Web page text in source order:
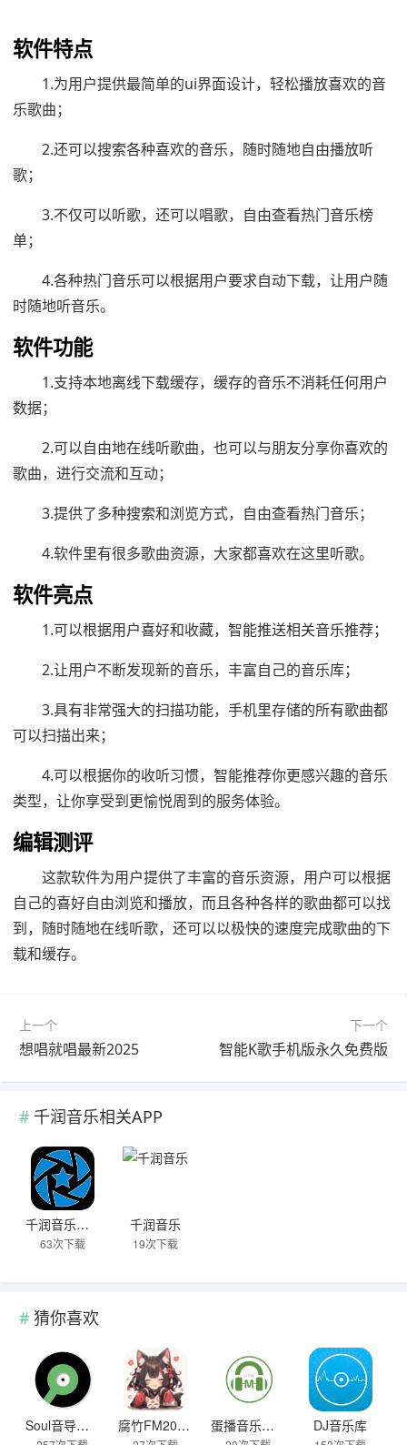
软件特点
1.为用户提供最简单的ui界面设计，轻松播放喜欢的音
乐歌曲；
2.还可以搜索各种喜欢的音乐，随时随地自由播放听
歌；
3.不仅可以听歌，还可以唱歌，自由查看热门音乐榜
单；
4.各种热门音乐可以根据用户要求自动下载，让用户随
时随地听音乐。
软件功能
1.支持本地离线下载缓存，缓存的音乐不消耗任何用户
数据；
2.可以自由地在线听歌曲，也可以与朋友分享你喜欢的
歌曲，进行交流和互动；
3.提供了多种搜索和浏览方式，自由查看热门音乐；
4.软件里有很多歌曲资源，大家都喜欢在这里听歌。
软件亮点
1.可以根据用户喜好和收藏，智能推送相关音乐推荐；
2.让用户不断发现新的音乐，丰富自己的音乐库；
3.具有非常强大的扫描功能，手机里存储的所有歌曲都
可以扫描出来；
4.可以根据你的收听习惯，智能推荐你更感兴趣的音乐
类型，让你享受到更愉悦周到的服务体验。
编辑测评
这款软件为用户提供了丰富的音乐资源，用户可以根据
自己的喜好自由浏览和播放，而且各种各样的歌曲都可以找
到，随时随地在线听歌，还可以以极快的速度完成歌曲的下
载和缓存。
上一个
想唱就唱最新2025
下一个
智能K歌手机版永久免费版
千润音乐相关APP
千润音乐安卓版
63次下载
千润音乐
19次下载
猜你喜欢
Soul音导入源 腐竹FM2025免费听歌 蛋播音乐官网最新版 DJ音乐库